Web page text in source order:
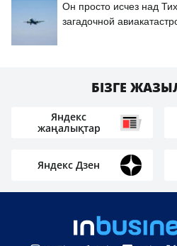
Он просто исчез над
загадочной
БІЗГЕ
Яндекс
жаңалықтар
Яндекс Дзен